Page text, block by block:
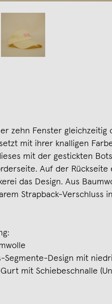
zehn Fenster gleichzeitig
mit ihrer knalligen
mit der gestickten
Auf der Rückseite
das Design. Aus
Strapback-Verschluss
Segmente-Design mit
mit Schiebeschnalle